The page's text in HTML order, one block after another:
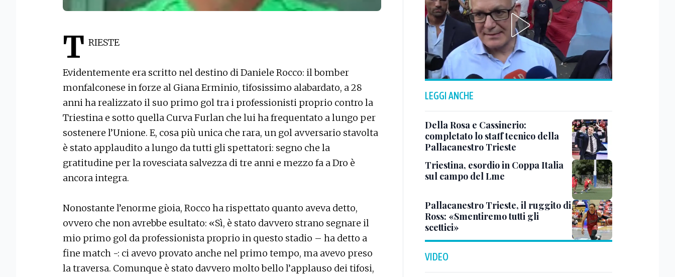
T RIESTE
Evidentemente era scritto nel destino di Daniele Rocco: il bomber
monfalconese in forze al Giana Erminio, tifosissimo alabardato, a 28
anni ha realizzato il suo primo gol tra i professionisti proprio contro la
Triestina e sotto quella Curva Furlan che lui ha frequentato a lungo per
sostenere l’Unione. E, cosa più unica che rara, un gol avversario stavolta
è stato applaudito a lungo da tutti gli spettatori: segno che la
gratitudine per la rovesciata salvezza di tre anni e mezzo fa a Dro è
ancora integra.
Nonostante l’enorme gioia, Rocco ha rispettato quanto aveva detto,
ovvero che non avrebbe esultato: «Sì, è stato davvero strano segnare il
mio primo gol da professionista proprio in questo stadio – ha detto a
fine match -: ci avevo provato anche nel primo tempo, ma avevo preso
la traversa. Comunque è stato davvero molto bello l’applauso dei tifosi,
LEGGI ANCHE
Della Rosa e Cassinerio:
completato lo staff tecnico della
Pallacanestro Trieste
Triestina, esordio in Coppa Italia
sul campo del Lme
Pallacanestro Trieste, il ruggito di
Ross: «Smentiremo tutti gli
scettici»
VIDEO